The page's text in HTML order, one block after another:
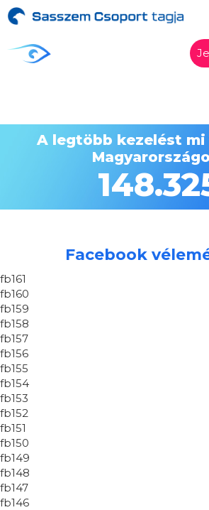
Miért a
A legtöbb kezelést
Facebook
fb161
fb160
fb159
fb158
fb157
fb156
fb155
fb154
fb153
fb152
fb151
fb150
fb149
fb148
fb147
fb146